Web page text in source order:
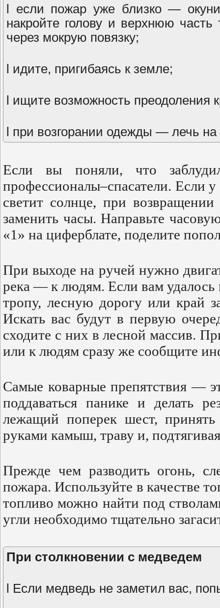
l если пожар уже близко —
накройте голову и верхнюю
через мокрую повязку;
l идите, пригибаясь к земле;
l ищите возможность
l при возгорании одежды — лечь
Если вы поняли, что
профессионалы–спасатели. Если
светит солнце, при
заменить часы. Направьте
«1» на циферблате, поделите
При выходе на ручей нужно
река — к людям. Если вам
тропу, лесную дорогу или край
Искать вас будут в первую
сходите с них в лесной массив.
или к людям сразу же сообщите
Самые коварные препятствия —
поддаваться панике и делать
лежащий поперек шест, принять
руками камыш, траву и,
Прежде чем разводить огонь,
пожара. Используйте в качестве
топливо можно найти под
угли необходимо тщательно
При столкновении с медведем
l Если медведь не заметил вас,